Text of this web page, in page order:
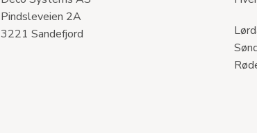
Pindsleveien 2A
3221 Sandefjord